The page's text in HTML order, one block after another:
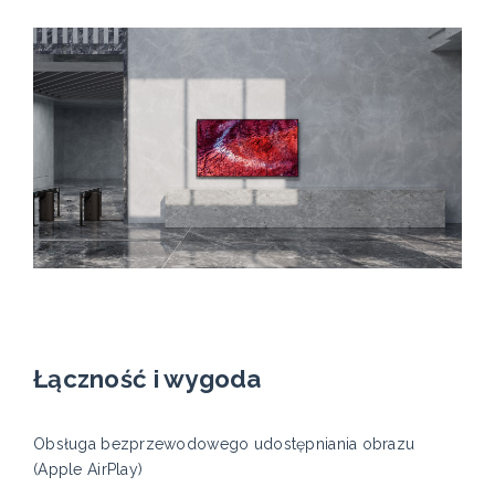
Łączność i wygoda
Obsługa bezprzewodowego udostępniania obrazu
(Apple AirPlay)